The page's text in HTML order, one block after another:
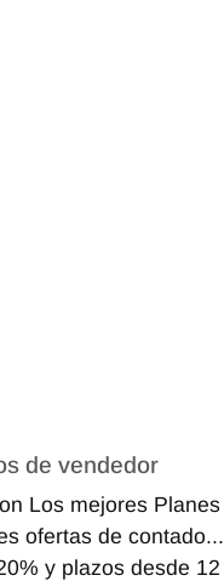
de vendedor
Los mejores
ofertas de
y plazos desde